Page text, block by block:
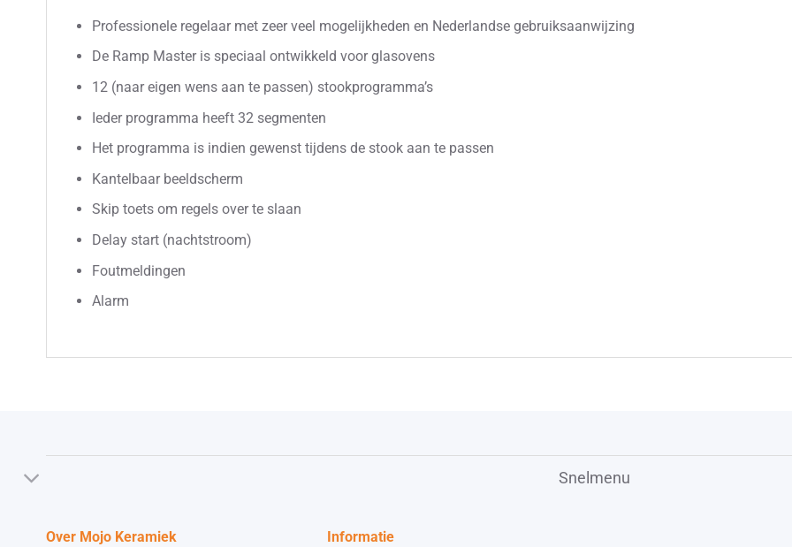
Professionele regelaar met zeer veel mogelijkheden en Nederlandse gebruiksaanwijzing
De Ramp Master is speciaal ontwikkeld voor glasovens
12 (naar eigen wens aan te passen) stookprogramma’s
Ieder programma heeft 32 segmenten
Het programma is indien gewenst tijdens de stook aan te passen
Kantelbaar beeldscherm
Skip toets om regels over te slaan
Delay start (nachtstroom)
Foutmeldingen
Alarm
Snelmenu
Over Mojo Keramiek Informatie